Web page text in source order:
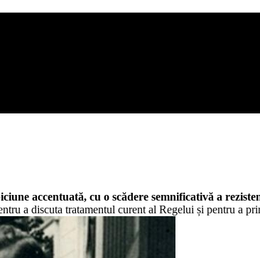
accentuată, cu o scădere semnificativă a
a discuta tratamentul curent al Regelui și pentru a